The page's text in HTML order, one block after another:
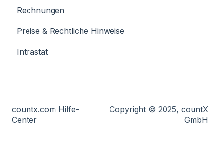
Rechnungen
Preise & Rechtliche Hinweise
Intrastat
countx.com Hilfe-
Center
Copyright © 2025, countX
GmbH